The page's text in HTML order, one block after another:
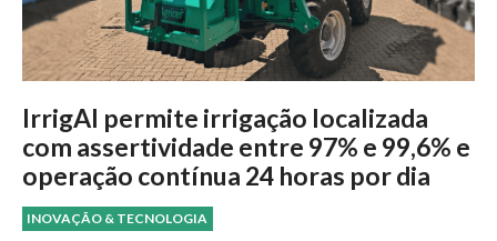
IrrigAI permite irrigação localizada
com assertividade entre 97% e 99,6% e
operação contínua 24 horas por dia
INOVAÇÃO & TECNOLOGIA